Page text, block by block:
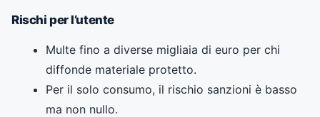
Rischi per l’utente
Multe fino a diverse migliaia di euro per chi
diffonde materiale protetto.
Per il solo consumo, il rischio sanzioni è basso
ma non nullo.